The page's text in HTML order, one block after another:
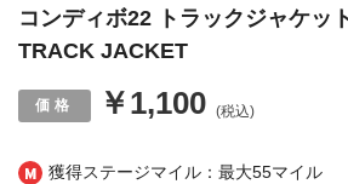
獲得ステージマイル：最大55マイル
コンディボ22 トラックジャケッ
TRACK JACKET
￥1,100 (税込)